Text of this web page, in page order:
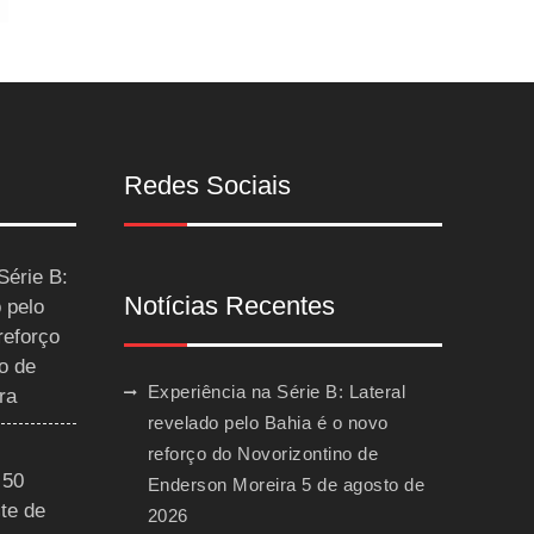
B:
pelo
de
de
Redes Sociais
Notícias Recentes
Experiência na Série B: Lateral
revelado pelo Bahia é o novo
reforço do Novorizontino de
Enderson Moreira 5 de agosto de
2026